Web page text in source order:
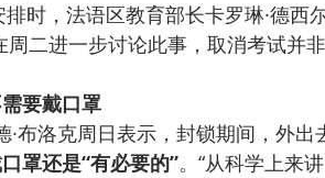
时，法语区教育部长卡罗琳·德西
二进一步讨论此事，取消考试并非
要戴口罩
·布洛克周日表示，封锁期间，外
罩还是“有必要的”。“从科学上来